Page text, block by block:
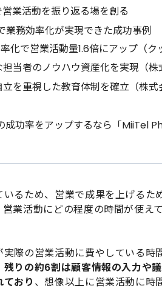
営業活動を振り返る場を創る
業務効率化が実現できた成功事例
化で営業活動量1.6倍にアップ（ク
当者のノウハウ資産化を実現（株
立を重視した教育体制を確立（株式
成功率をアップするなら「MiiTel
るため、営業で成果を上げるた
営業活動にどの程度の時間が使え
際の営業活動に費やしている時
残りの約6割は顧客情報の入力や
おり 、想像以上に営業活動に時